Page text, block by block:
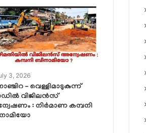
3, 2026
– വെള്ളിമാടുകുന്ന്
വിജിലൻസ്
: നിർമാണ കമ്പനി